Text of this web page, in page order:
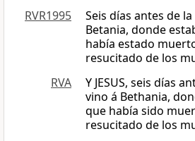
RVR1995
Seis días antes de
Betania, donde
había estado
resucitado de los
RVA
Y JESUS, seis días
vino á Bethania,
que había sido
resucitado de los